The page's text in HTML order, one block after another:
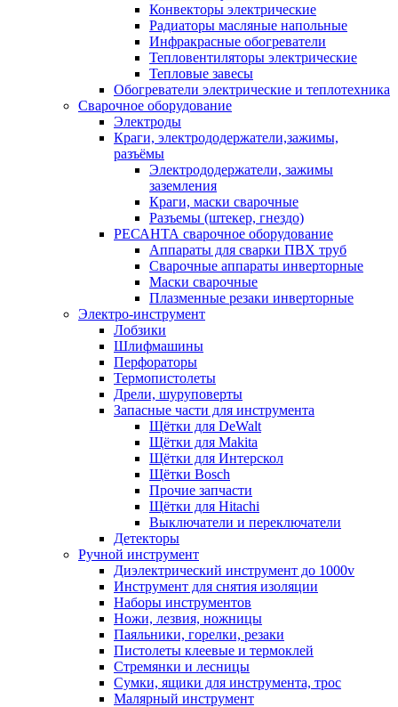
Конвекторы электрические
Радиаторы масляные напольные
Инфракрасные обогреватели
Тепловентиляторы электрические
Тепловые завесы
Обогреватели электрические и теплотехника
Сварочное оборудование
Электроды
Краги, электрододержатели,зажимы,
разъёмы
Электрододержатели, зажимы
заземления
Краги, маски сварочные
Разъемы (штекер, гнездо)
РЕСАНТА сварочное оборудование
Аппараты для сварки ПВХ труб
Сварочные аппараты инверторные
Маски сварочные
Плазменные резаки инверторные
Электро-инструмент
Лобзики
Шлифмашины
Перфораторы
Термопистолеты
Дрели, шуруповерты
Запасные части для инструмента
Щётки для DeWalt
Щётки для Makita
Щётки для Интерскол
Щётки Bosch
Прочие запчасти
Щётки для Hitachi
Выключатели и переключатели
Детекторы
Ручной инструмент
Диэлектрический инструмент до 1000v
Инструмент для снятия изоляции
Наборы инструментов
Ножи, лезвия, ножницы
Паяльники, горелки, резаки
Пистолеты клеевые и термоклей
Стремянки и лесницы
Сумки, ящики для инструмента, трос
Малярный инструмент